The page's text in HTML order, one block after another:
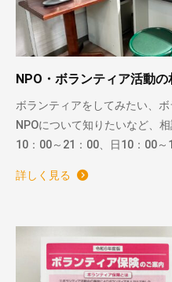
NPO・ボランティア活動
ボランティアをしてみたい、
NPOについて知りたいなど、
10：00～21：00、日10：00～
詳しく見る